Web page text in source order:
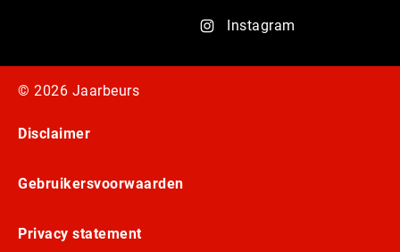
Instagram
© 2026 Jaarbeurs
Disclaimer
Gebruikersvoorwaarden
Privacy statement